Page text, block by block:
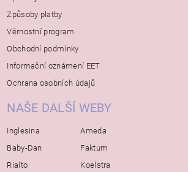
Způsoby platby
Věrnostní program
Obchodní podmínky
Informační oznámení EET
Ochrana osobních údajů
NAŠE DALŠÍ WEBY
Inglesina
Baby-Dan
Rialto
Ameda
Faktum
Koelstra